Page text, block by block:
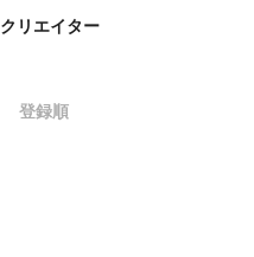
クリエイター
登録順